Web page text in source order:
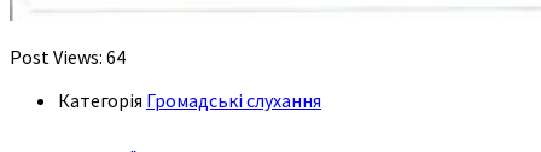
Post Views: 64
Категорія Громадські слухання